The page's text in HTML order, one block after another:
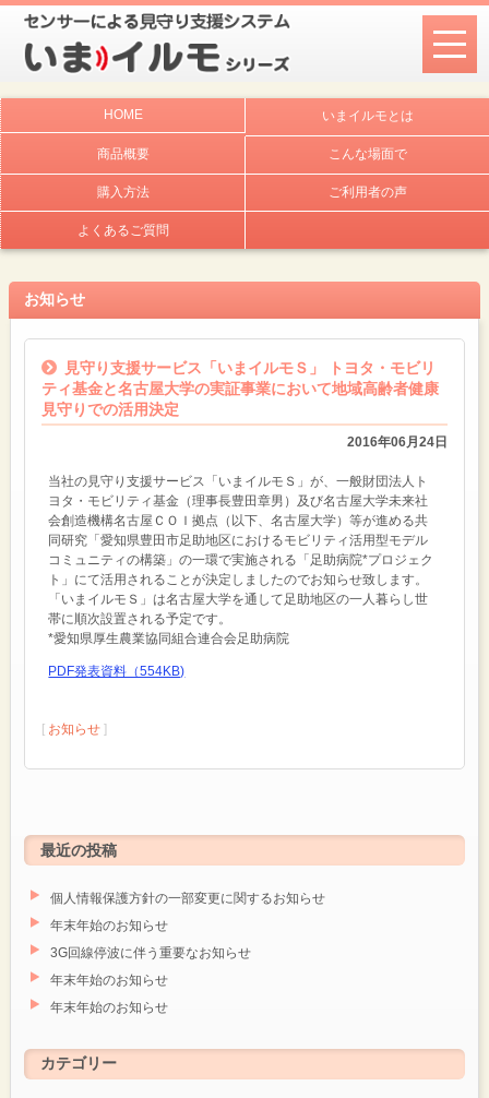
HOME いまイルモとは
商品概要 こんな場面で
購入方法 ご利用者の声
よくあるご質問
お知らせ
見守り支援サービス「いまイルモＳ」 トヨタ・モビリ
ティ基金と名古屋大学の実証事業において地域高齢者健康
見守りでの活用決定
2016年06月24日
当社の見守り支援サービス「いまイルモＳ」が、一般財団法人ト
ヨタ・モビリティ基金（理事長豊田章男）及び名古屋大学未来社
会創造機構名古屋ＣＯＩ拠点（以下、名古屋大学）等が進める共
同研究「愛知県豊田市足助地区におけるモビリティ活用型モデル
コミュニティの構築」の一環で実施される「足助病院*プロジェク
ト」にて活用されることが決定しましたのでお知らせ致します。
「いまイルモＳ」は名古屋大学を通して足助地区の一人暮らし世
帯に順次設置される予定です。
*愛知県厚生農業協同組合連合会足助病院
PDF発表資料（554KB)
[ お知らせ ]
最近の投稿
個人情報保護方針の一部変更に関するお知らせ
年末年始のお知らせ
3G回線停波に伴う重要なお知らせ
年末年始のお知らせ
年末年始のお知らせ
カテゴリー